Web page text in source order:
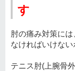
す
肘の痛み対策に
なければいけない
テニス肘(上腕骨